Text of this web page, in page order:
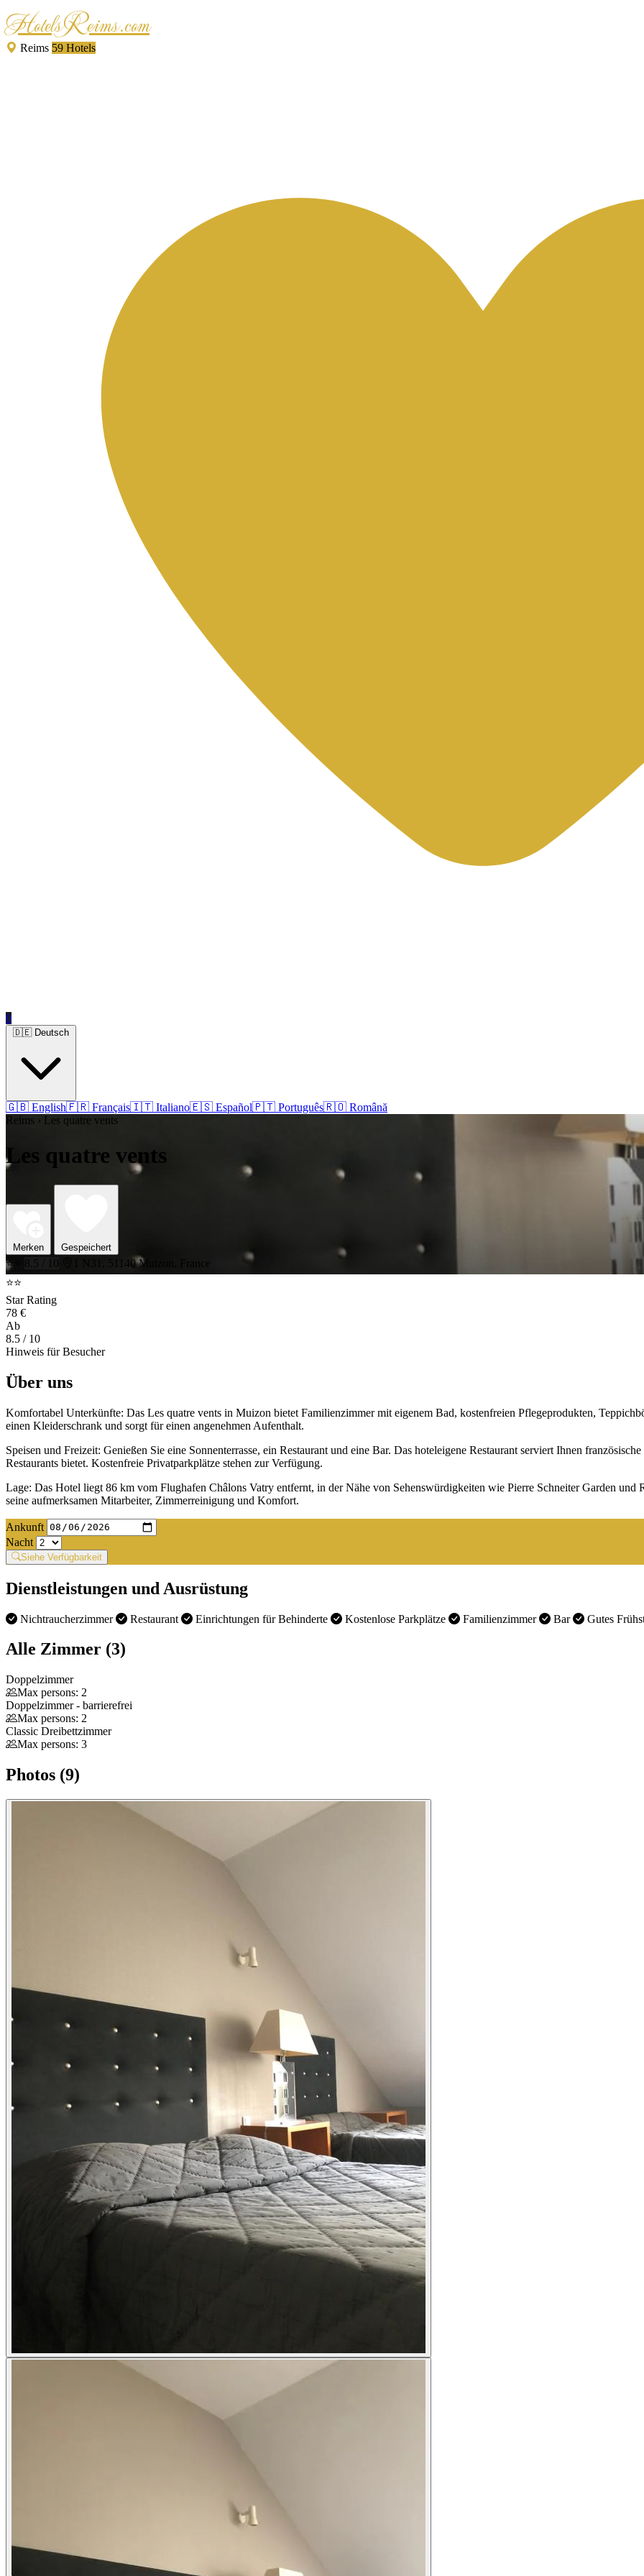
HotelsReims.com
Reims 59 Hotels
0
🇬🇧 English🇫🇷 Français🇮🇹 Italiano🇪🇸 Español🇵🇹 Português🇷🇴 Română
Reims › Les quatre vents
Les quatre vents
Merken Gespeichert
⭐⭐ 8.5 / 10
1 N31, 51140 Muizon, France
⭐⭐
Star Rating
78 €
Ab
8.5 / 10
Hinweis für Besucher
Über uns
Komfortabel Unterkünfte: Das Les quatre vents in Muizon bietet Familienzimmer mit eigenem Bad, kostenfreien Pflegeprodukten,
einen Kleiderschrank und sorgt für einen angenehmen Aufenthalt.
Speisen und Freizeit: Genießen Sie eine Sonnenterrasse, ein Restaurant und eine Bar. Das hoteleigene Restaurant serviert Ihnen
Restaurants bietet. Kostenfreie Privatparkplätze stehen zur Verfügung.
Lage: Das Hotel liegt 86 km vom Flughafen Châlons Vatry entfernt, in der Nähe von Sehenswürdigkeiten wie Pierre Schneiter Garden
seine aufmerksamen Mitarbeiter, Zimmerreinigung und Komfort.
Ankunft
Nacht
Siehe Verfügbarkeit
Dienstleistungen und Ausrüstung
Nichtraucherzimmer Restaurant Einrichtungen für Behinderte Kostenlose Parkplätze Familienzimmer Bar Gutes
Alle Zimmer (3)
Doppelzimmer
Max persons: 2
Doppelzimmer - barrierefrei
Max persons: 2
Classic Dreibettzimmer
Max persons: 3
Photos (9)